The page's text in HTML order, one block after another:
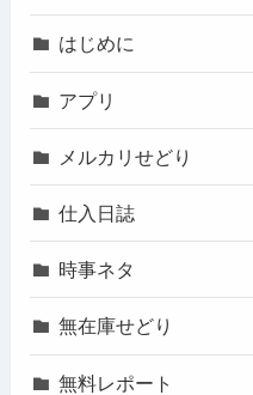
はじめに
アプリ
メルカリせどり
仕入日誌
時事ネタ
無在庫せどり
無料レポート